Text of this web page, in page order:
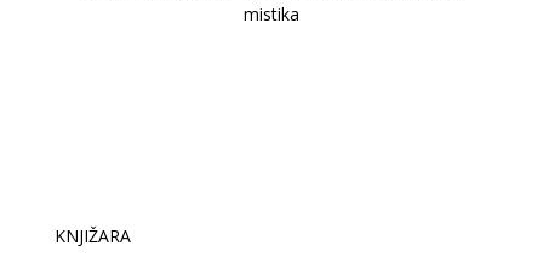
mistika
KNJIŽARA